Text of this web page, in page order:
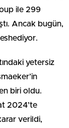
ile 299
Ancak bugün,
yetersiz
biri oldu.
2024’te
verildi,